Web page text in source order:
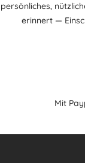
persönliches,
erinnert —
Mit